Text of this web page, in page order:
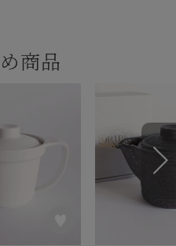
商品